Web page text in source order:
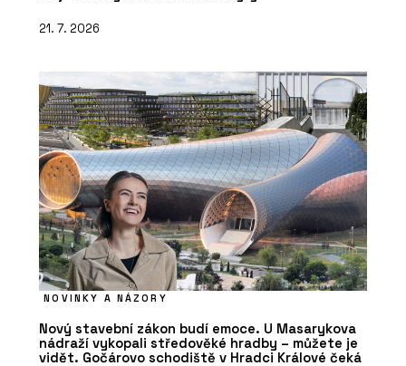
21. 7. 2026
NOVINKY A NÁZORY
Nový stavební zákon budí emoce. U Masarykova
nádraží vykopali středověké hradby – můžete je
vidět. Gočárovo schodiště v Hradci Králové čeká